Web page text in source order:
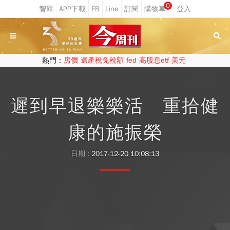
0
熱門： 房價 遺產稅免稅額 fed 高股息etf 美元
遲到早退樂樂活 重拾健
康的施振榮
日期 : 2017-12-20 10:08:13